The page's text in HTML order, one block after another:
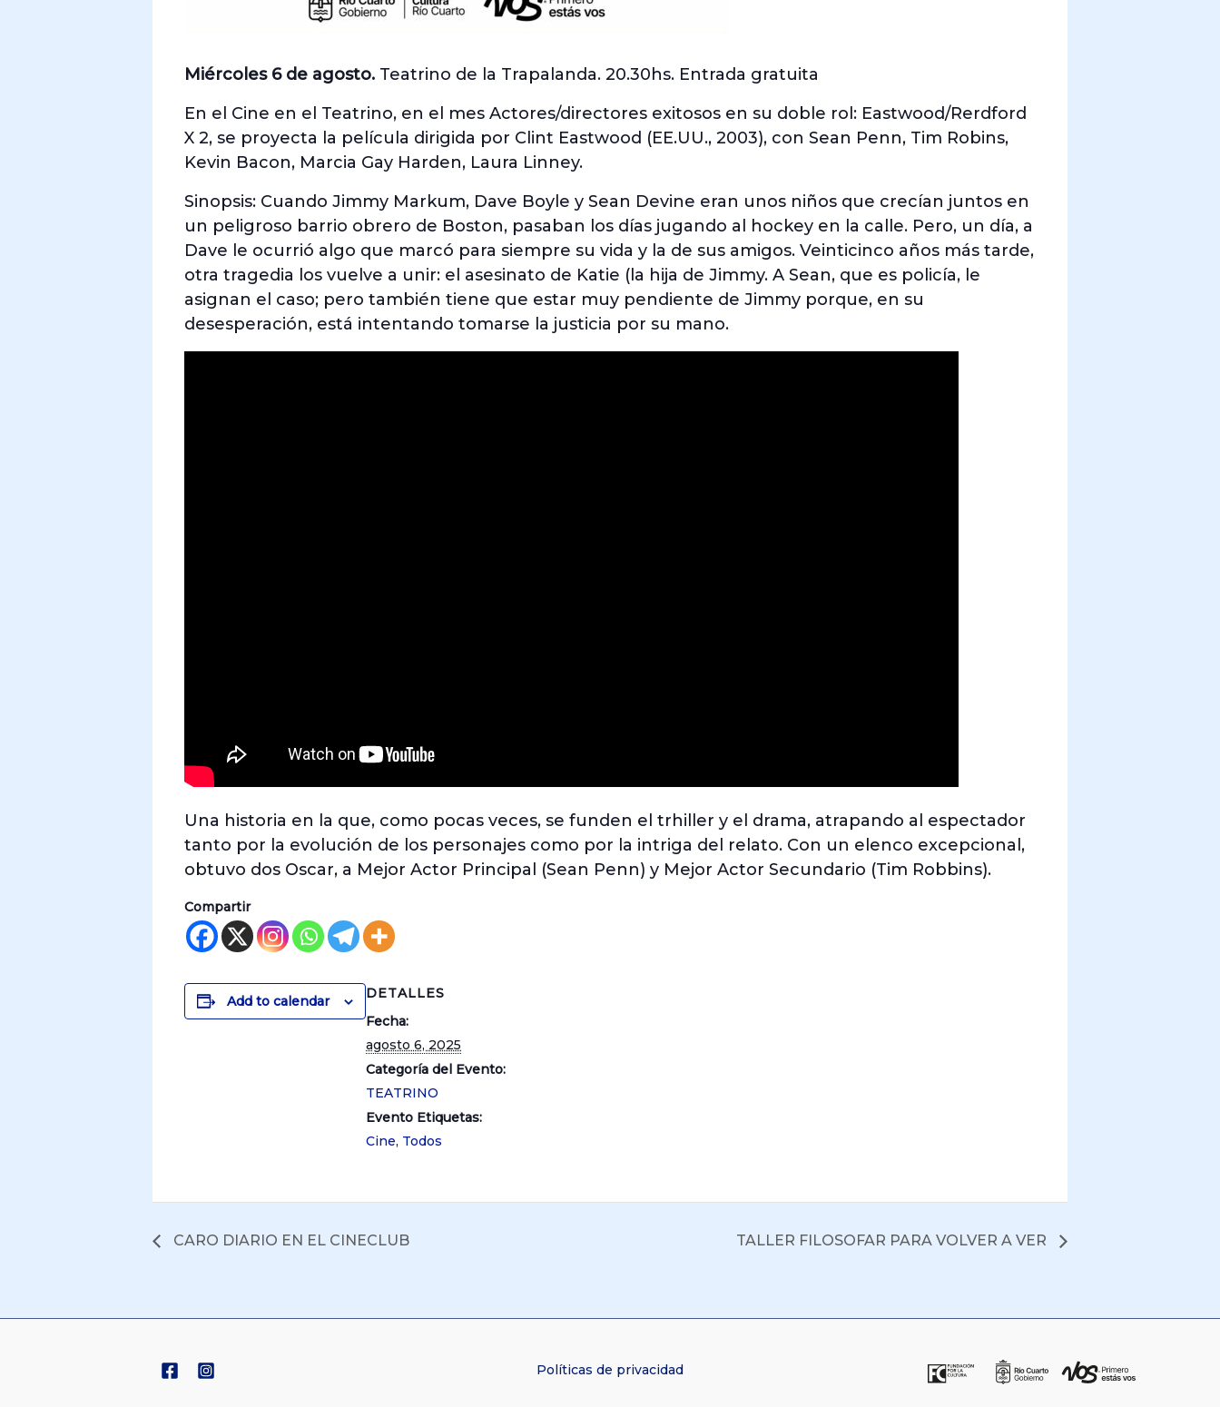
Miércoles 6 de agosto. Teatrino de la Trapalanda. 20.30hs. Entrada gratuita
En el Cine en el Teatrino, en el mes Actores/directores exitosos en su doble rol: Eastwood/Rerdford
X 2, se proyecta la película dirigida por Clint Eastwood (EE.UU., 2003), con Sean Penn, Tim Robins,
Kevin Bacon, Marcia Gay Harden, Laura Linney.
Sinopsis: Cuando Jimmy Markum, Dave Boyle y Sean Devine eran unos niños que crecían juntos en
un peligroso barrio obrero de Boston, pasaban los días jugando al hockey en la calle. Pero, un día, a
Dave le ocurrió algo que marcó para siempre su vida y la de sus amigos. Veinticinco años más tarde,
otra tragedia los vuelve a unir: el asesinato de Katie (la hija de Jimmy. A Sean, que es policía, le
asignan el caso; pero también tiene que estar muy pendiente de Jimmy porque, en su
desesperación, está intentando tomarse la justicia por su mano.
Una historia en la que, como pocas veces, se funden el trhiller y el drama, atrapando al espectador
tanto por la evolución de los personajes como por la intriga del relato. Con un elenco excepcional,
obtuvo dos Oscar, a Mejor Actor Principal (Sean Penn) y Mejor Actor Secundario (Tim Robbins).
Compartir
Add to calendar
DETALLES
Fecha:
agosto 6, 2025
Categoría del Evento:
TEATRINO
Evento Etiquetas:
Cine, Todos
CARO DIARIO EN EL CINECLUB TALLER FILOSOFAR PARA VOLVER A VER
Políticas de privacidad